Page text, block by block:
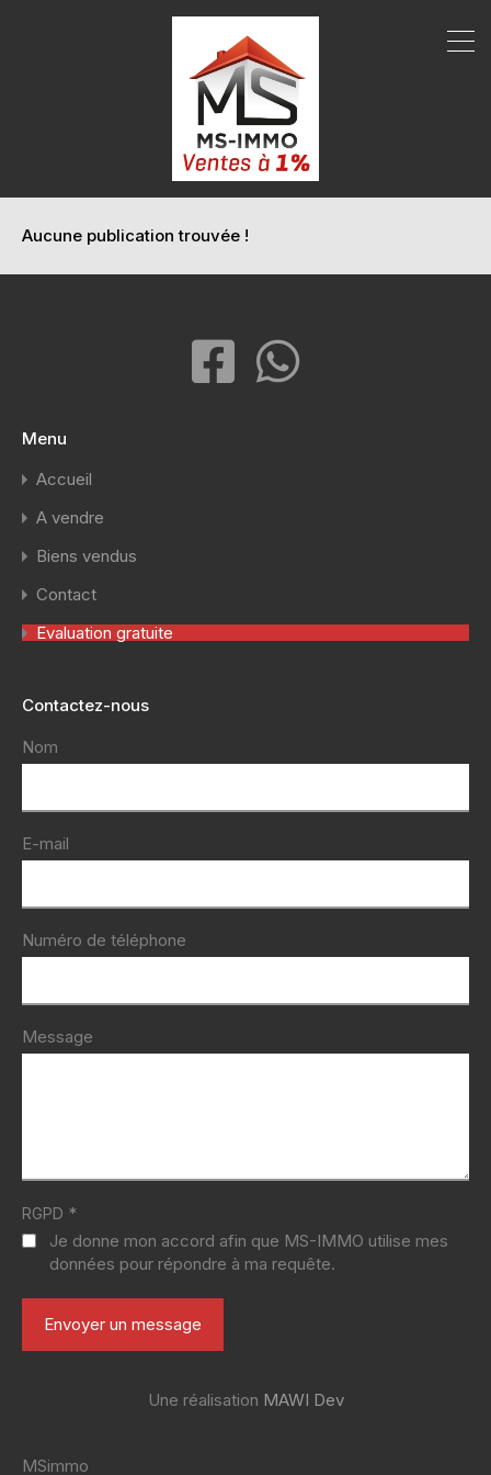
Aucune publication trouvée !
Menu
Accueil
A vendre
Biens vendus
Contact
Evaluation gratuite
Contactez-nous
Nom
E-mail
Numéro de téléphone
Message
RGPD *
Je donne mon accord afin que MS-IMMO utilise mes
données pour répondre à ma requête.
Une réalisation MAWI Dev
MSimmo